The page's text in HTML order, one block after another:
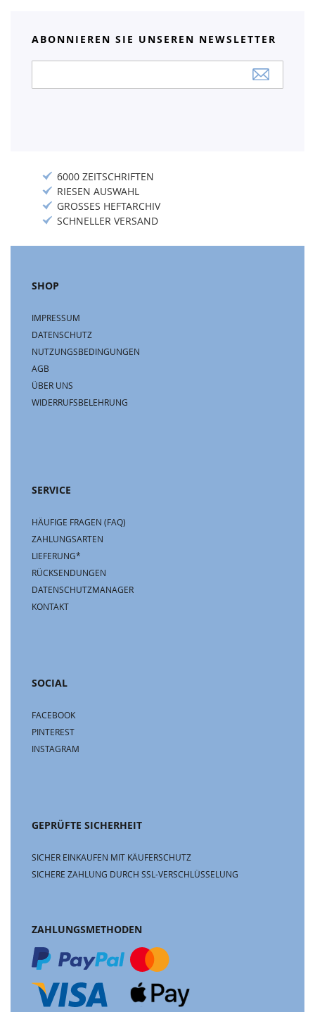
ABONNIEREN SIE UNSEREN NEWSLETTER
Newsletter:
6000 ZEITSCHRIFTEN
RIESEN AUSWAHL
GROSSES HEFTARCHIV
SCHNELLER VERSAND
SHOP
IMPRESSUM
DATENSCHUTZ
NUTZUNGSBEDINGUNGEN
AGB
ÜBER UNS
WIDERRUFSBELEHRUNG
SERVICE
HÄUFIGE FRAGEN (FAQ)
ZAHLUNGSARTEN
LIEFERUNG*
RÜCKSENDUNGEN
DATENSCHUTZMANAGER
KONTAKT
SOCIAL
FACEBOOK
PINTEREST
INSTAGRAM
GEPRÜFTE SICHERHEIT
SICHER EINKAUFEN MIT KÄUFERSCHUTZ
SICHERE ZAHLUNG DURCH SSL-VERSCHLÜSSELUNG
ZAHLUNGSMETHODEN